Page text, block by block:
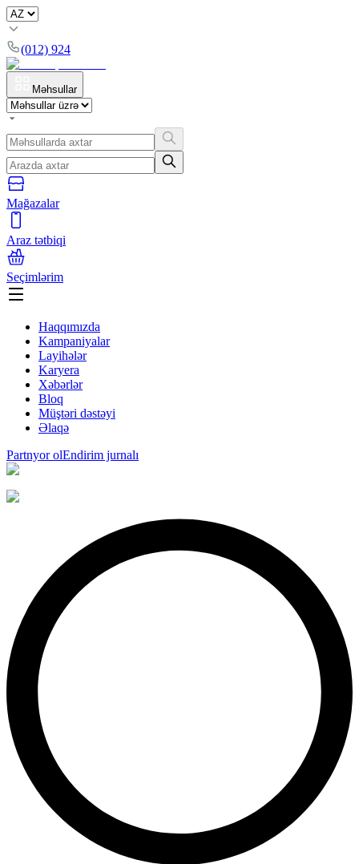
(012) 924
Məhsullar
Mağazalar
Araz tətbiqi
Seçimlərim
Haqqımızda
Kampaniyalar
Layihələr
Karyera
Xəbərlər
Bloq
Müştəri dəstəyi
Əlaqə
Partnyor olEndirim jurnalı